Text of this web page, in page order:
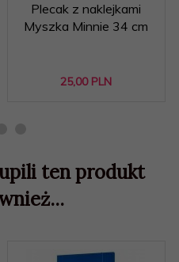
Plecak z naklejkami
Myszka Minnie 34 cm
25,00 PLN
ten produkt